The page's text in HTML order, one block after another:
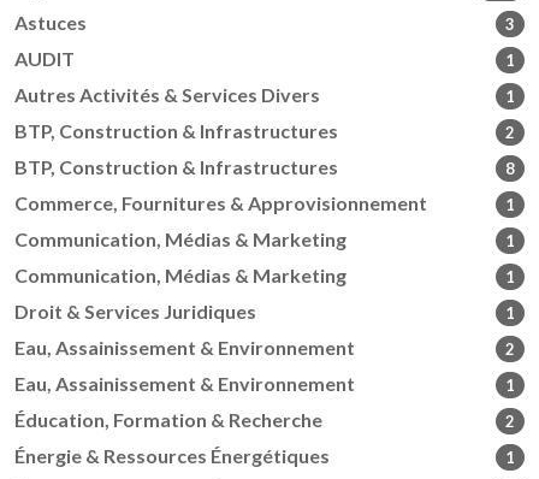
Astuces 3
AUDIT 1
Autres Activités & Services Divers 1
BTP, Construction & Infrastructures 2
BTP, Construction & Infrastructures 8
Commerce, Fournitures & Approvisionnement 1
Communication, Médias & Marketing 1
Communication, Médias & Marketing 1
Droit & Services Juridiques 1
Eau, Assainissement & Environnement 2
Eau, Assainissement & Environnement 1
Éducation, Formation & Recherche 2
Énergie & Ressources Énergétiques 1